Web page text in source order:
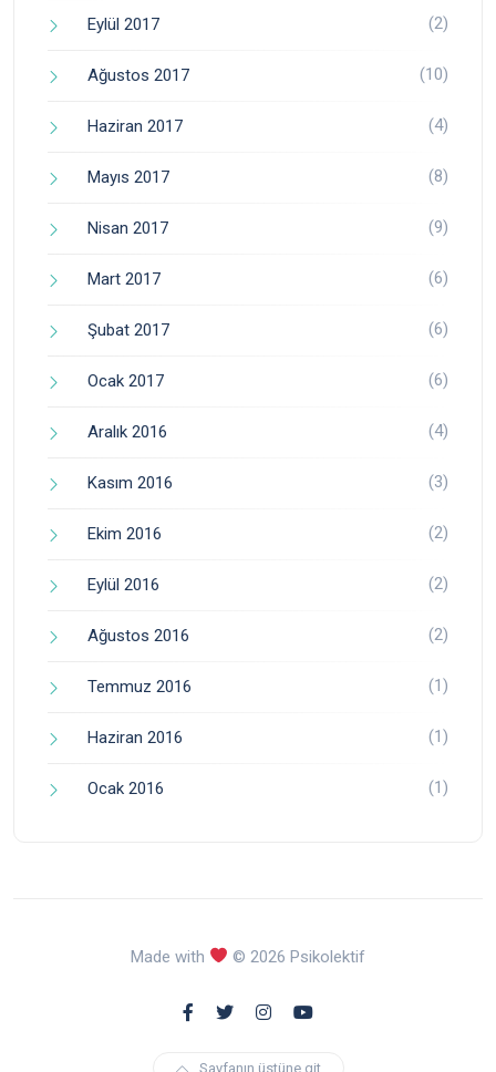
Eylül 2017 (2)
Ağustos 2017 (10)
Haziran 2017 (4)
Mayıs 2017 (8)
Nisan 2017 (9)
Mart 2017 (6)
Şubat 2017 (6)
Ocak 2017 (6)
Aralık 2016 (4)
Kasım 2016 (3)
Ekim 2016 (2)
Eylül 2016 (2)
Ağustos 2016 (2)
Temmuz 2016 (1)
Haziran 2016 (1)
Ocak 2016 (1)
Made with © 2026 Psikolektif
Sayfanın üstüne git